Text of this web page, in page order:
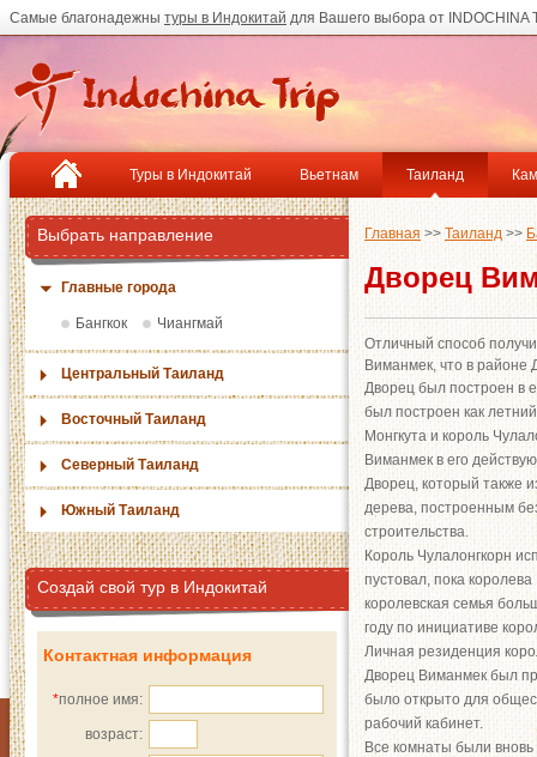
Самые благонадежны туры в Индокитай для Вашего выбора от INDOCHINA
Туры в Индокитай Вьетнам Таиланд
Выбрать направление
Главные города
Бангкок Чиангмай
Центральный Таиланд
Восточный Таиланд
Северный Таиланд
Южный Таиланд
Создай свой тур в Индокитай
Контактная информация
*полное имя:
возраст:
Главная>> Таиланд >>
Дворец
Отличный способ
Виманмек, что в районе
Дворец был построен в
был построен как
Монгкута и король
Виманмек в его
Дворец, который также
дерева, построенным
строительства.
Король Чулалонгкорн
пустовал, пока
королевская семья
году по инициативе
Личная резиденция
Дворец Виманмек был
было открыто для
рабочий кабинет.
Все комнаты были вновь